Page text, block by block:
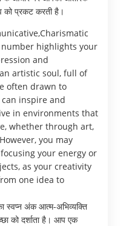
प्रकट करती है।
highlights your
and
artistic soul, full of
often drawn to
inspire and
in environments that
whether through art,
you may
your energy or
as your creativity
one idea to
स्वप्न अंक आत्म-अभिव्यक्ति
को दर्शाता है। आप एक